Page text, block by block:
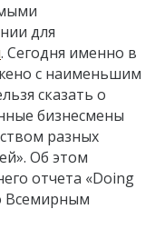
для
. Сегодня именно в
с наименьшим
сказать о
бизнесмены
разных
Об этом
отчета «Doing
Всемирным